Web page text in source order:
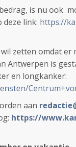
is nu ook
link: https://
zetten omdat er
Antwerpen is
en longkanker:
aan
https://